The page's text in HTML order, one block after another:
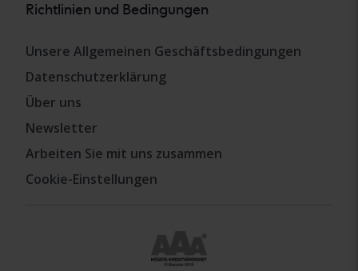
Richtlinien und Bedingungen
Unsere Allgemeinen Geschäftsbedingungen
Datenschutzerklärung
Über uns
Newsletter
Arbeiten Sie mit uns zusammen
Cookie-Einstellungen